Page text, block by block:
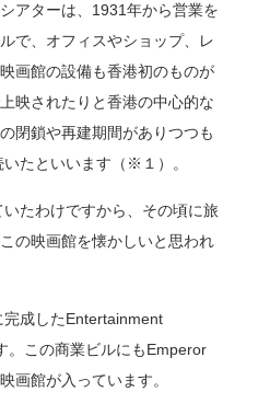
アターは、1931年から営業を
で、オフィスやショップ、レ
画館の設備も香港初のものが
映されたりと香港の中心的な
閉鎖や再建期間がありつつも
たといいます（※１）。
たわけですから、その頃に旅
の映画館を懐かしいと思われ
成したEntertainment
。この商業ビルにもEmperor
画館が入っています。